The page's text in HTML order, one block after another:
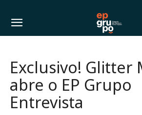
Exclusivo! Glitter
abre o EP Grupo
Entrevista